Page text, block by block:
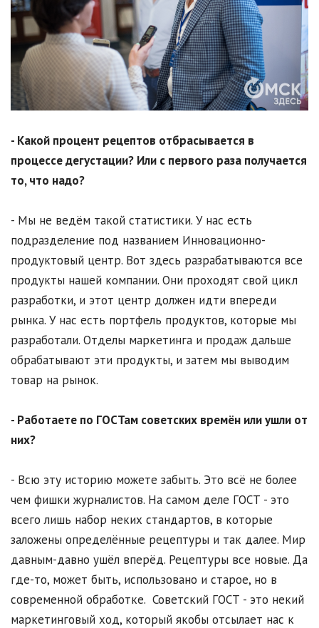
- Какой процент рецептов отбрасывается в
процессе дегустации? Или с первого раза получается
то, что надо?
- Мы не ведём такой статистики. У нас есть
подразделение под названием Инновационно-
продуктовый центр. Вот здесь разрабатываются все
продукты нашей компании. Они проходят свой цикл
разработки, и этот центр должен идти впереди
рынка. У нас есть портфель продуктов, которые мы
разработали. Отделы маркетинга и продаж дальше
обрабатывают эти продукты, и затем мы выводим
товар на рынок.
- Работаете по ГОСТам советских времён или ушли от
них?
- Всю эту историю можете забыть. Это всё не более
чем фишки журналистов. На самом деле ГОСТ - это
всего лишь набор неких стандартов, в которые
заложены определённые рецептуры и так далее. Мир
давным-давно ушёл вперёд. Рецептуры все новые. Да
где-то, может быть, использовано и старое, но в
современной обработке. Советский ГОСТ - это некий
маркетинговый ход, который якобы отсылает нас к